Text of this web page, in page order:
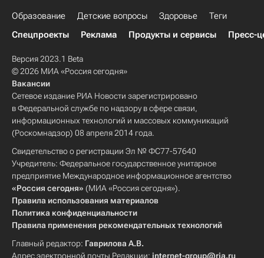
Образование Детские вопросы Здоровье
Теги
Спецпроекты
Реклама Продукты и сервисы Пресс-
Версия 2023.1 Beta
© 2026 МИА «Россия сегодня»
Вакансии
Сетевое издание РИА Новости зарегистрировано
в Федеральной службе по надзору в сфере связи,
информационных технологий и массовых коммуникаций
(Роскомнадзор) 08 апреля 2014 года.
Свидетельство о регистрации Эл № ФС77-57640
Учредитель: Федеральное государственное унитарное
предприятие Международное информационное агентство
«Россия сегодня» (МИА «Россия сегодня»).
Правила использования материалов
Политика конфиденциальности
Правила применения рекомендательных технологий
Главный редактор: Гаврилова А.В.
Адрес электронной почты Редакции: internet-group@ria.ru